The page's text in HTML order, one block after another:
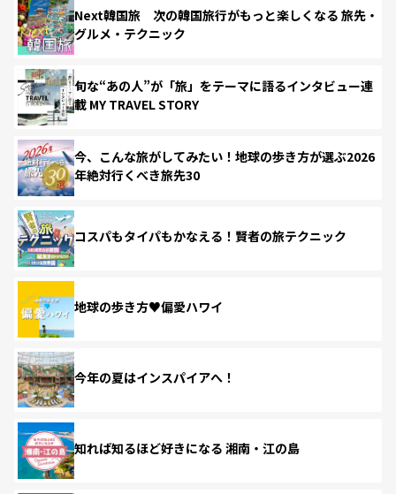
Next韓国旅 次の韓国旅行がもっと楽しくなる 旅先・
グルメ・テクニック
旬な“あの人”が「旅」をテーマに語るインタビュー連
載 MY TRAVEL STORY
今、こんな旅がしてみたい！地球の歩き方が選ぶ2026
年絶対行くべき旅先30
コスパもタイパもかなえる！賢者の旅テクニック
地球の歩き方♥偏愛ハワイ
今年の夏はインスパイアへ！
知れば知るほど好きになる 湘南・江の島